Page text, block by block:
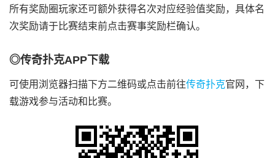
所有奖励圈玩家还可额外获得名次对应经验值奖励，具体名
次奖励请于比赛结束前点击赛事奖励栏确认。
◎传奇扑克APP下载
可使用浏览器扫描下方二维码或点击前往传奇扑克官网，下
载游戏参与活动和比赛。